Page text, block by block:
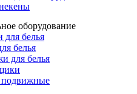
оборудование
для белья
белья
для белья